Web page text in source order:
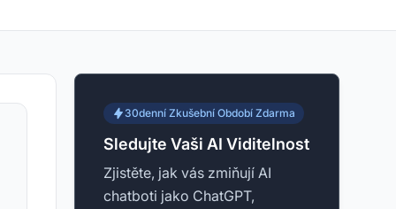
30denní Zkušební Období Zdarma
Sledujte Vaši AI Viditelnost
Zjistěte, jak vás zmiňují AI
chatboti jako ChatGPT,